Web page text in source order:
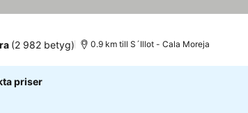
(2 982 betyg) 0.9 km till S´Illot - Cala Moreja
priser